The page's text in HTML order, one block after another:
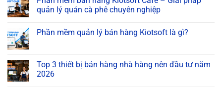
quản lý quán cà phê chuyên nghiệp
Phần mềm quản lý bán hàng Kiotsoft là gì?
Top 3 thiết bị bán hàng nhà hàng nên đầu tư năm
2026